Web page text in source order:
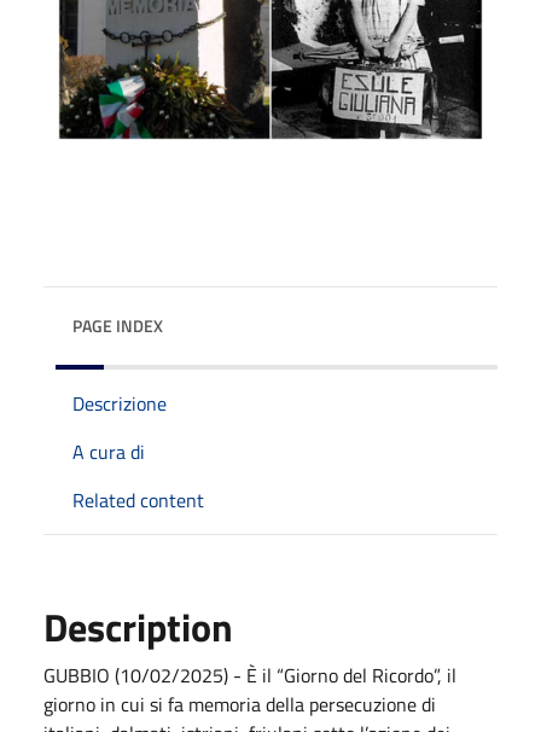
PAGE INDEX
Descrizione
A cura di
Related content
Description
GUBBIO (10/02/2025) - È il “Giorno del Ricordo”, il
giorno in cui si fa memoria della persecuzione di